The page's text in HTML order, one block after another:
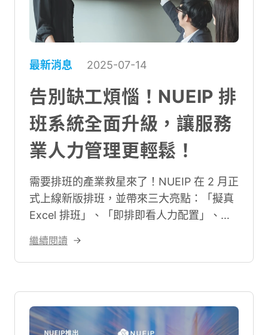
最新消息 2025-07-14
告別缺工煩惱！NUEIP 排
班系統全面升級，讓服務
業人力管理更輕鬆！
需要排班的產業救星來了！NUEIP 在 2 月正
式上線新版排班，並帶來三大亮點：「擬真
Excel 排班」、「即排即看人力配置」、
繼續閱讀